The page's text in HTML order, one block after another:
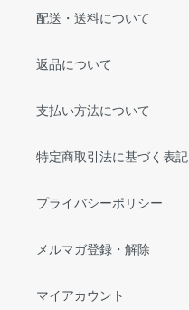
配送・送料について
返品について
支払い方法について
特定商取引法に基づく表記
プライバシーポリシー
メルマガ登録・解除
マイアカウント